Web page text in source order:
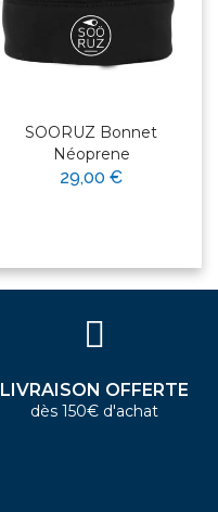
SOORUZ Bonnet
Néoprene
29,00 €
LIVRAISON OFFERTE
dès 150€ d'achat